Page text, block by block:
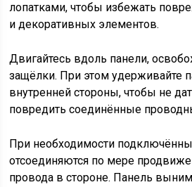
лопатками, чтобы избежать
и декоративных элементов.
Двигайтесь вдоль панели,
защёлки. При этом удерживайте
внутренней стороны, чтобы не
повредить соединённые
При необходимости
отсоединяются по мере
провода в стороне. Панель